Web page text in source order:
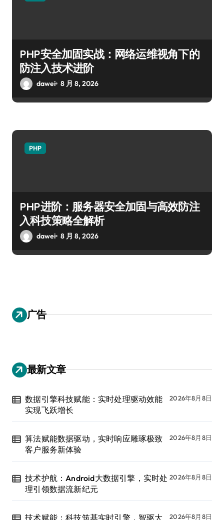
PHP安全加固实战：网络运维视角下的
防注入技术进阶
dawei 8 月 8, 2026
PHP
PHP进阶：服务器安全加固与高效防注
入科技策略全解析
dawei 8 月 8, 2026
广告
最新文章
数据引擎科技赋能：实时处理驱动效能
实现飞跃增长
2026年8月8日
算法赋能数据驱动，实时响应雕琢极致
客户服务新体验
2026年8月8日
技术护航：Android大数据引擎，实时处
理引领数据流新纪元
2026年8月8日
技术赋能：科技筑基实时引擎，智驱大 2026年8月8日